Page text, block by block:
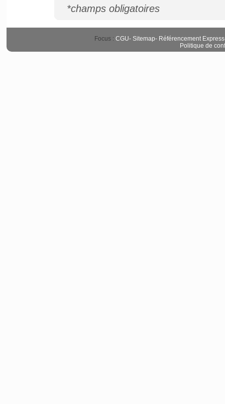
*champs obligatoires
Focus : CGU- Sitemap- Référencement Express
Politique de